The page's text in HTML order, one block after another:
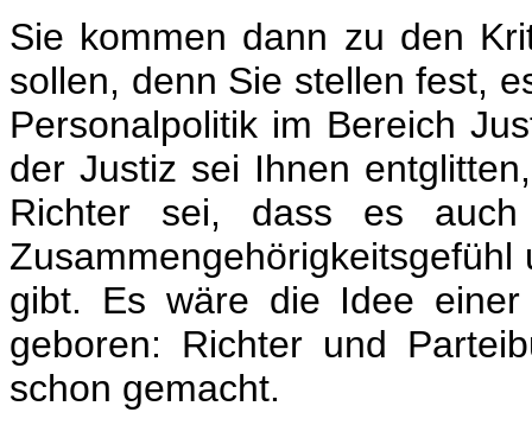
Sie kommen dann zu den
sollen, denn Sie stellen fest,
Personalpolitik im Bereich
der Justiz sei Ihnen
Richter sei, dass es auch
gibt. Es wäre die Idee einer
geboren: Richter und
schon gemacht.